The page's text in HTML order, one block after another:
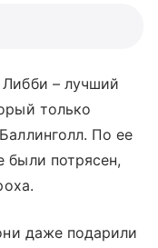
–лучший
только
По ее
были потрясен,
даже подарили